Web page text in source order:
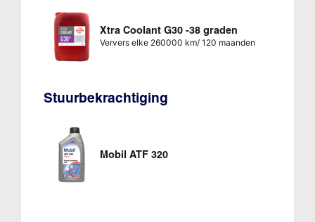
Xtra Coolant G30 -38 graden
Ververs elke 260000 km/ 120 maanden
Stuurbekrachtiging
Mobil ATF 320